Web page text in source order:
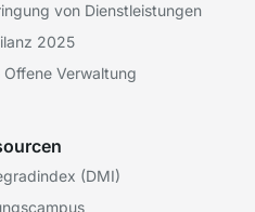
von Dienstleistungen
2025
Verwaltung
(DMI)